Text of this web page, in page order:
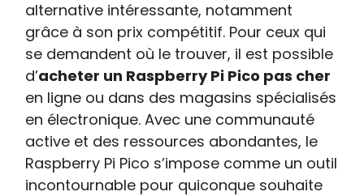
alternative intéressante, notamment
grâce à son prix compétitif. Pour ceux qui
se demandent où le trouver, il est possible
d’acheter un Raspberry Pi Pico pas cher
en ligne ou dans des magasins spécialisés
en électronique. Avec une communauté
active et des ressources abondantes, le
Raspberry Pi Pico s’impose comme un outil
incontournable pour quiconque souhaite